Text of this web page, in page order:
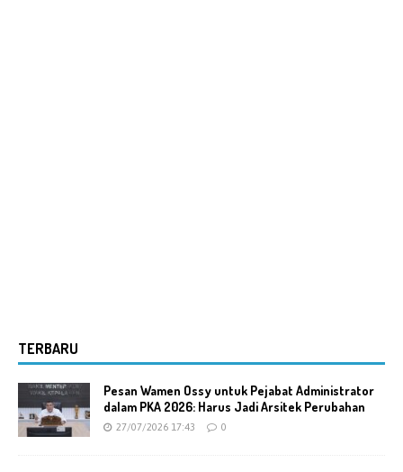
TERBARU
Pesan Wamen Ossy untuk Pejabat Administrator
dalam PKA 2026: Harus Jadi Arsitek Perubahan
27/07/2026 17:43 0